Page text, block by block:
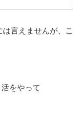
言えませんが、こ
をやって